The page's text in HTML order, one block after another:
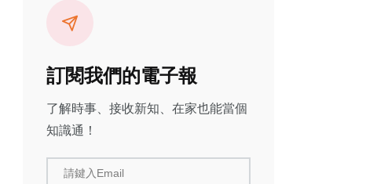
訂閱我們的電子報
了解時事、接收新知、在家也能當個
知識通！
請鍵入Email